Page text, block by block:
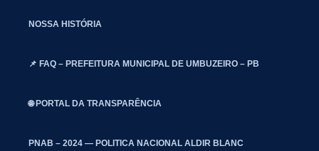
NOSSA HISTÓRIA
📌 FAQ – PREFEITURA MUNICIPAL DE UMBUZEIRO – PB
🌐 PORTAL DA TRANSPARÊNCIA
PNAB – 2024 — POLITICA NACIONAL ALDIR BLANC